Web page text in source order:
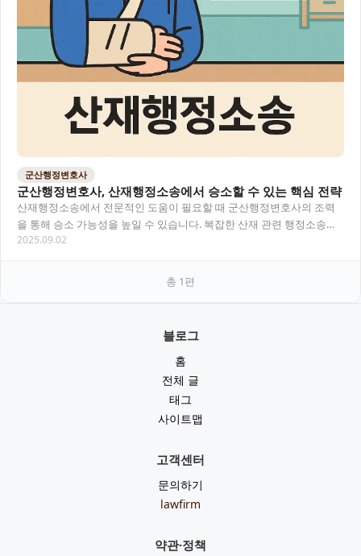
군산행정변호사
군산행정변호사, 산재행정소송에서 승소할 수 있는 핵심 전략
산재행정소송에서 전문적인 도움이 필요할 때 군산행정변호사의 조력
을 통해 승소 가능성을 높일 수 있습니다. 복잡한 산재 관련 행정소송에
서 전문 변호사의 도움으로 권리를 제대로 보호받…
2025.09.02
총 1편
블로그
홈
전체 글
태그
사이트맵
고객센터
문의하기
lawfirm
약관·정책